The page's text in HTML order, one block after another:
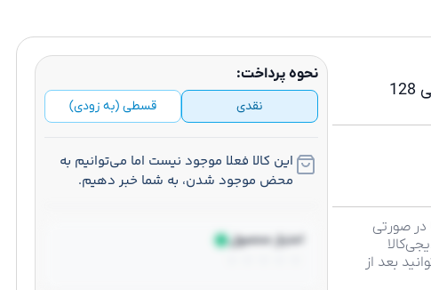
گوشی موبایل شیائومی مدل Poco M6 4G با حافظه داخلی 128
در صورتی
بعد از
محصول به سبد خرید اضافه شد
توقف سفارش‌گیری
نحوه پرداخت:
نقدی قسطی (به زودی)
این کالا فعلا موجود نیست اما می‌توانیم به
محض موجود شدن، به شما خبر دهیم.
امتیاز محصول